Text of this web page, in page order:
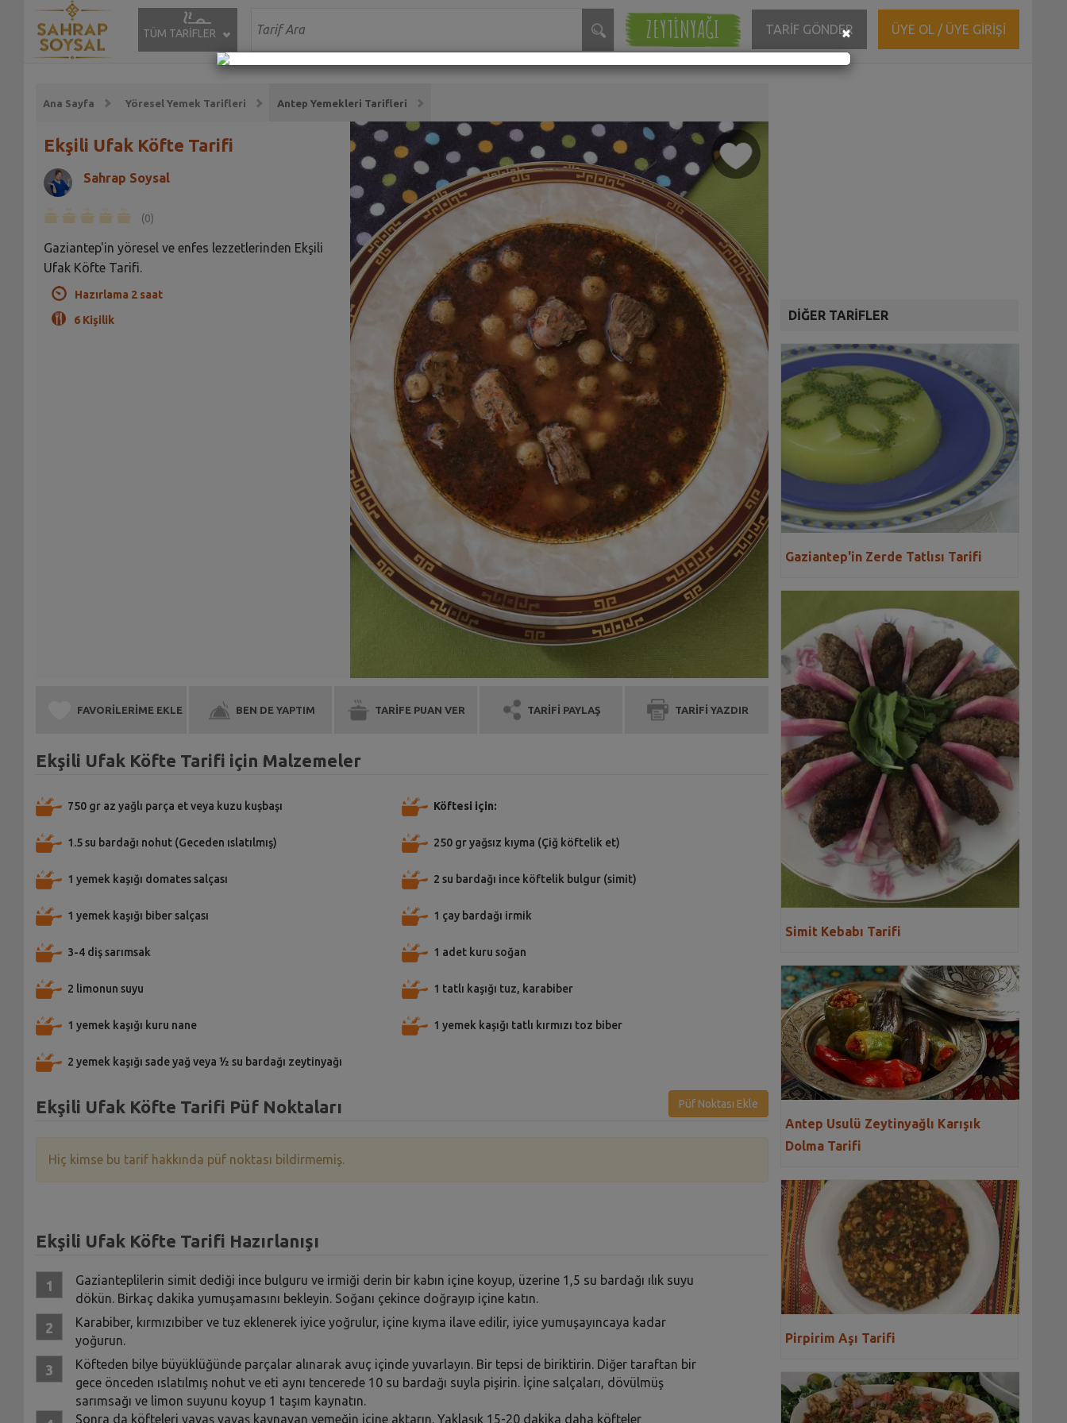
TÜM TARİFLER ZEYTİNYAĞI TARİF GÖNDER ÜYE OL / ÜYE GİRİŞİ
Ana Sayfa Yöresel Yemek Tarifleri Antep Yemekleri Tarifleri
Ekşili Ufak Köfte Tarifi
Sahrap Soysal
(0)
Gaziantep'in yöresel ve enfes lezzetlerinden Ekşili
Ufak Köfte Tarifi.
Hazırlama 2 saat
6 Kişilik
FAVORİLERİME EKLE BEN DE YAPTIM TARİFE PUAN VER TARİFİ PAYLAŞ TARİFİ YAZDIR
Ekşili Ufak Köfte Tarifi için Malzemeler
750 gr az yağlı parça et veya kuzu kuşbaşı
1.5 su bardağı nohut (Geceden ıslatılmış)
1 yemek kaşığı domates salçası
1 yemek kaşığı biber salçası
3-4 diş sarımsak
2 limonun suyu
1 yemek kaşığı kuru nane
2 yemek kaşığı sade yağ veya ½ su bardağı zeytinyağı
Köftesi için:
250 gr yağsız kıyma (Çiğ köftelik et)
2 su bardağı ince köftelik bulgur (simit)
1 çay bardağı irmik
1 adet kuru soğan
1 tatlı kaşığı tuz, karabiber
1 yemek kaşığı tatlı kırmızı toz biber
Ekşili Ufak Köfte Tarifi Püf Noktaları Püf Noktası Ekle
Hiç kimse bu tarif hakkında püf noktası bildirmemiş.
Ekşili Ufak Köfte Tarifi Hazırlanışı
Gazianteplilerin simit dediği ince bulguru ve irmiği derin bir kabın içine koyup, üzerine 1,5 su bardağı ılık suyu
dökün. Birkaç dakika yumuşamasını bekleyin. Soğanı çekince doğrayıp içine katın.
Karabiber, kırmızıbiber ve tuz eklenerek iyice yoğrulur, içine kıyma ilave edilir, iyice yumuşayıncaya kadar
yoğurun.
Köfteden bilye büyüklüğünde parçalar alınarak avuç içinde yuvarlayın. Bir tepsi de biriktirin. Diğer taraftan bir
gece önceden ıslatılmış nohut ve eti aynı tencerede 10 su bardağı suyla pişirin. İçine salçaları, dövülmüş
sarımsağı ve limon suyunu koyup 1 taşım kaynatın.
Sonra da köfteleri yavaş yavaş kaynayan yemeğin içine aktarın. Yaklaşık 15-20 dakika daha köfteler
DİĞER TARİFLER
Gaziantep'in Zerde Tatlısı Tarifi
Simit Kebabı Tarifi
Antep Usulü Zeytinyağlı Karışık
Dolma Tarifi
Pirpirim Aşı Tarifi
×Close